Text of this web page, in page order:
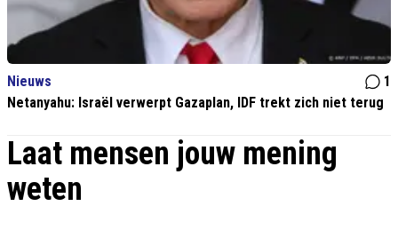
Nieuws
1
Netanyahu: Israël verwerpt Gazaplan, IDF trekt zich niet terug
Laat mensen jouw mening
weten